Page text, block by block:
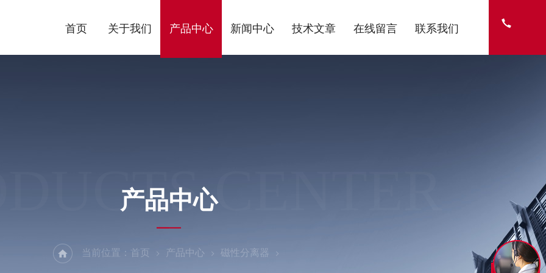
首页 关于我们 产品中心 新闻中心 技术文章 在线留言 联系我们
CENTER
产品中心
当前位置： 首页 产品中心 磁性分离器